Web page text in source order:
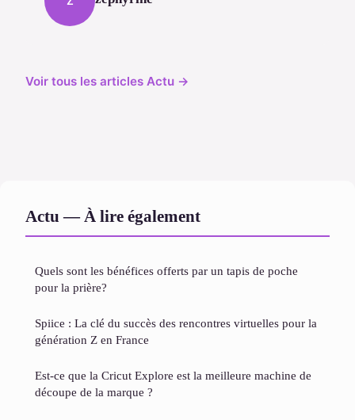
Voir tous les articles Actu →
Actu — À lire également
Quels sont les bénéfices offerts par un tapis de poche
pour la prière?
Spiice : La clé du succès des rencontres virtuelles pour la
génération Z en France
Est-ce que la Cricut Explore est la meilleure machine de
découpe de la marque ?